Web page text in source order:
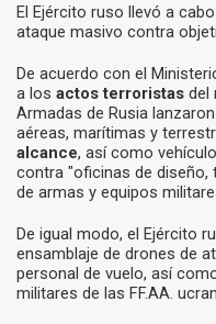
El Ejército ruso llevó a
ataque masivo contra
De acuerdo con el
a los actos terroristas del
Armadas de Rusia
aéreas, marítimas y
alcance, así como
contra "oficinas de diseño,
de armas y equipos
De igual modo, el Ejército
ensamblaje de drones de
personal de vuelo, así
militares de las FF.AA.